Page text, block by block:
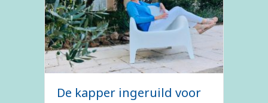
De kapper ingeruild voor